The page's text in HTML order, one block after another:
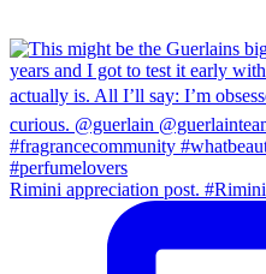
Rimini appreciation post.